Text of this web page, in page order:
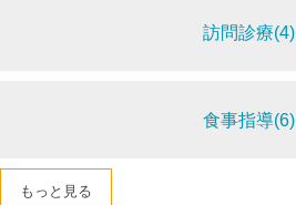
訪問診療(4)
食事指導(6)
もっと見る